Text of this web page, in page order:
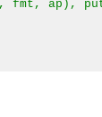
ap),